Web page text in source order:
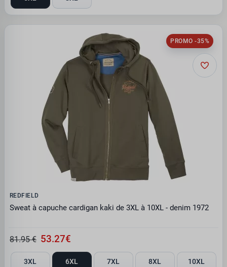
PROMO -35%
REDFIELD
Sweat à capuche cardigan kaki de 3XL à 10XL - denim 1972
81.95 € 53.27€
3XL 6XL 7XL 8XL 10XL